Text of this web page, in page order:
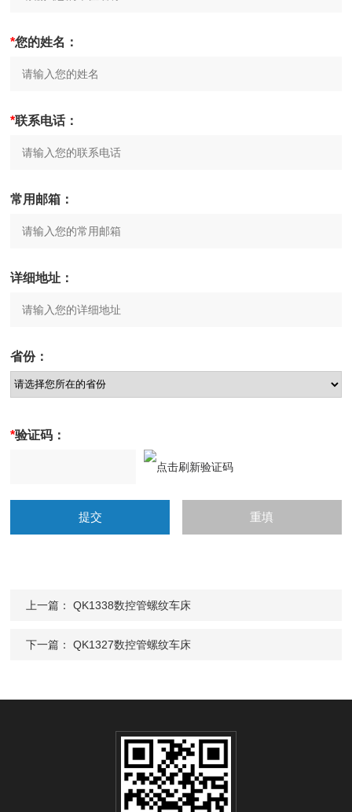
*您的姓名：
*联系电话：
常用邮箱：
详细地址：
省份：
*验证码：
上一篇：QK1338数控管螺纹车床
下一篇：QK1327数控管螺纹车床